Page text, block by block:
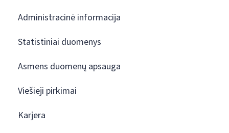
Administracinė informacija
Statistiniai duomenys
Asmens duomenų apsauga
Viešieji pirkimai
Karjera